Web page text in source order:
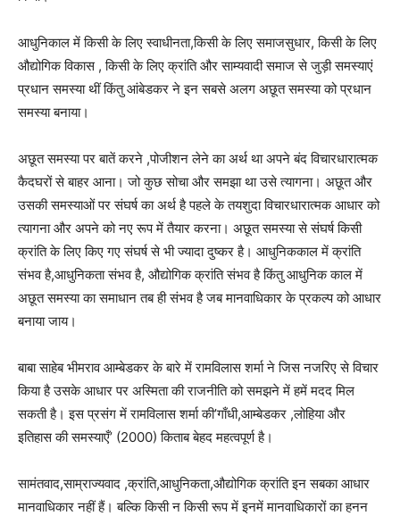
आधुनिकाल में किसी के लिए स्वाधीनता,किसी के लिए समाजसुधार, किसी के लिए
औद्योगिक विकास , किसी के लिए क्रांति और साम्यवादी समाज से जुड़ी समस्याएं
प्रधान समस्या थीं किंतु आंबेडकर ने इन सबसे अलग अछूत समस्या को प्रधान
समस्या बनाया।
अछूत समस्या पर बातें करने ,पोजीशन लेने का अर्थ था अपने बंद विचारधारात्मक
कैदघरों से बाहर आना। जो कुछ सोचा और समझा था उसे त्यागना। अछूत और
उसकी समस्याओं पर संघर्ष का अर्थ है पहले के तयशुदा विचारधारात्मक आधार को
त्यागना और अपने को नए रूप में तैयार करना। अछूत समस्या से संघर्ष किसी
क्रांति के लिए किए गए संघर्ष से भी ज्यादा दुष्कर है। आधुनिककाल में क्रांति
संभव है,आधुनिकता संभव है, औद्योगिक क्रांति संभव है किंतु आधुनिक काल में
अछूत समस्या का समाधान तब ही संभव है जब मानवाधिकार के प्रकल्प को आधार
बनाया जाय।
बाबा साहेब भीमराव आम्बेडकर के बारे में रामविलास शर्मा ने जिस नजरिए से विचार
किया है उसके आधार पर अस्मिता की राजनीति को समझने में हमें मदद मिल
सकती है। इस प्रसंग में रामविलास शर्मा की’गाँधी,आम्बेडकर ,लोहिया और
इतिहास की समस्याएँ’ (2000) किताब बेहद महत्वपूर्ण है।
सामंतवाद,साम्राज्यवाद ,क्रांति,आधुनिकता,औद्योगिक क्रांति इन सबका आधार
मानवाधिकार नहीं हैं। बल्कि किसी न किसी रूप में इनमें मानवाधिकारों का हनन